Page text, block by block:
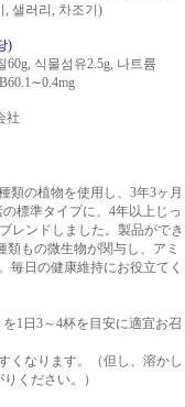
, 샐러리, 차조기)
)
60g, 식물섬유2.5g, 나트륨
社
類の植物を使用し、3年3ヶ月
標準タイプに、4年以上じっ
レンドしました。製品ができ
もの微生物が関与し、アミ
毎日の健康維持にお役立てく
1日3～4杯を目安に適宜お召
くなります。（但し、溶かし
ください。）